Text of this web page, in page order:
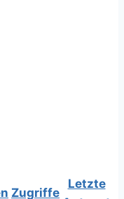
Zugriffe
Letzte